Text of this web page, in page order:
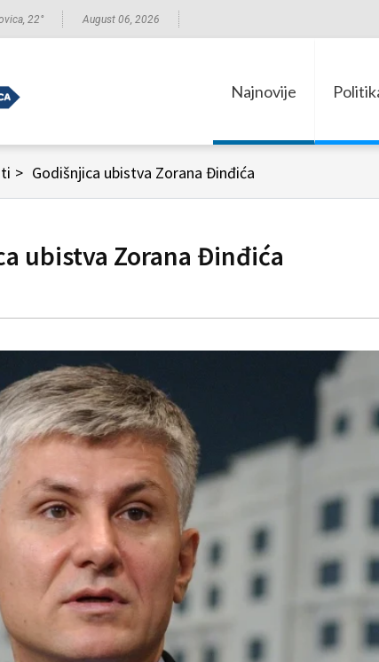
22° August 06, 2026
Najnovije
> Godišnjica ubistva Zorana Đinđića
ubistva Zorana Đinđića